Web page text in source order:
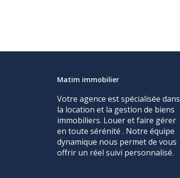
Matim immobilier
Votre agence est spécialisée dans
la location et la gestion de biens
immobiliers. Louer et faire gérer
en toute sérénité . Notre équipe
dynamique nous permet de vous
offrir un réel suivi personnalisé.